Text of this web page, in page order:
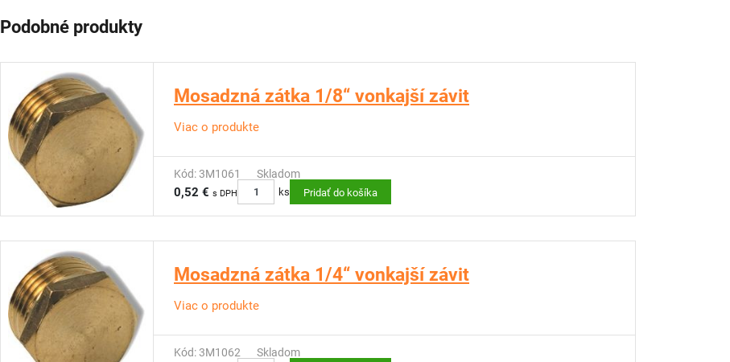
Podobné produkty
Mosadzná zátka 1/8“ vonkajší závit
Viac o produkte
Kód: 3M1061 Skladom
0,52 € s DPH ks Pridať do košíka
Mosadzná zátka 1/4“ vonkajší závit
Viac o produkte
Kód: 3M1062 Skladom